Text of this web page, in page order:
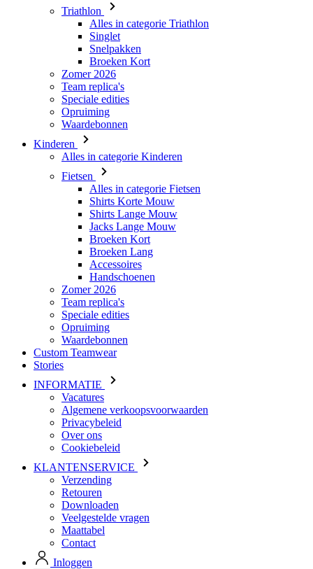
Triathlon
Alles in categorie Triathlon
Singlet
Snelpakken
Broeken Kort
Zomer 2026
Team replica's
Speciale edities
Opruiming
Waardebonnen
Kinderen
Alles in categorie Kinderen
Fietsen
Alles in categorie Fietsen
Shirts Korte Mouw
Shirts Lange Mouw
Jacks Lange Mouw
Broeken Kort
Broeken Lang
Accessoires
Handschoenen
Zomer 2026
Team replica's
Speciale edities
Opruiming
Waardebonnen
Custom Teamwear
Stories
INFORMATIE
Vacatures
Algemene verkoopsvoorwaarden
Privacybeleid
Over ons
Cookiebeleid
KLANTENSERVICE
Verzending
Retouren
Downloaden
Veelgestelde vragen
Maattabel
Contact
Inloggen